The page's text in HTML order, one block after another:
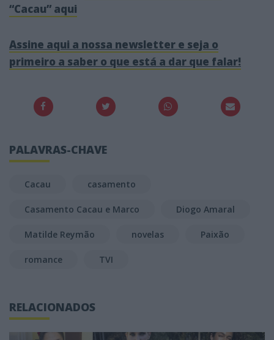
“Cacau” aqui
Assine aqui a nossa newsletter e seja o
primeiro a saber o que está a dar que falar!
PALAVRAS-CHAVE
Cacau casamento
Casamento Cacau e Marco Diogo Amaral
Matilde Reymão novelas Paixão
romance TVI
RELACIONADOS